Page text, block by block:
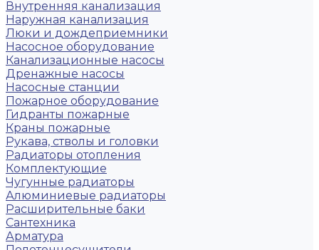
Внутренняя канализация
Наружная канализация
Люки и дождеприемники
Насосное оборудование
Канализационные насосы
Дренажные насосы
Насосные станции
Пожарное оборудование
Гидранты пожарные
Краны пожарные
Рукава, стволы и головки
Радиаторы отопления
Комплектующие
Чугунные радиаторы
Алюминиевые радиаторы
Расширительные баки
Сантехника
Арматура